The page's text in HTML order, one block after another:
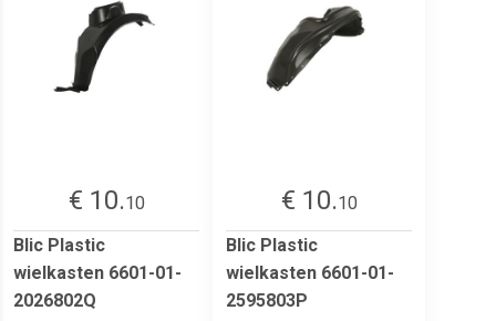
€ 10.10
Blic Plastic
wielkasten 6601-01-
2026802Q
€ 10.10
Blic Plastic
wielkasten 6601-01-
2595803P